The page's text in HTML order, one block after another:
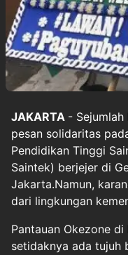
JAKARTA -
pesan solidaritas
Pendidikan Tinggi
Saintek) berjejer di
Jakarta.Namun,
dari lingkungan
Pantauan Okezone
setidaknya ada tujuh